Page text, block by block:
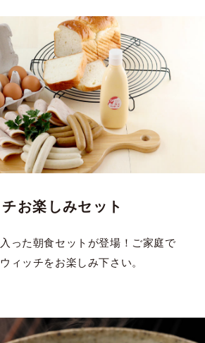
お楽しみセット
った朝食セットが登場！ご家庭で
ィッチをお楽しみ下さい。